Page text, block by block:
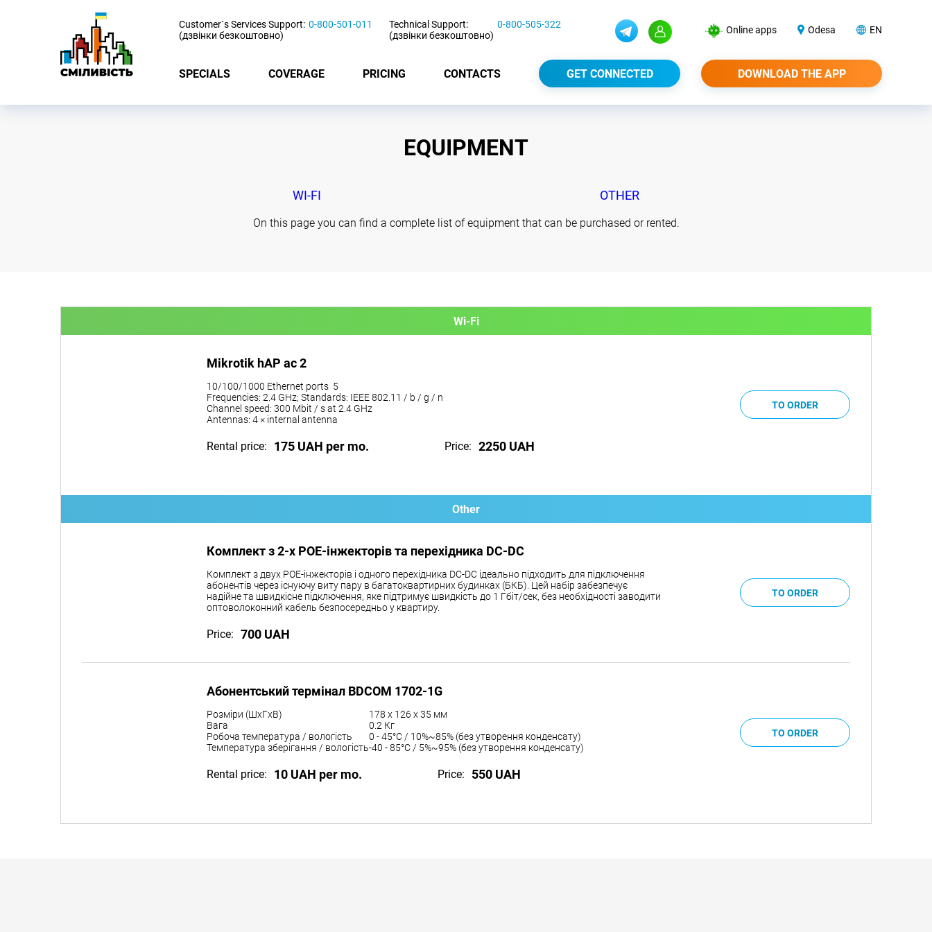
Customer`s Services Support:
(дзвінки безкоштовно)
0-800-501-011
Technical Support:
(дзвінки безкоштовно)
0-800-505-322 Online apps Odesa EN
SPECIALS COVERAGE PRICING CONTACTS GET CONNECTED DOWNLOAD THE APP
EQUIPMENT
WI-FI OTHER
On this page you can find a complete list of equipment that can be purchased or rented.
Wi-Fi
Mikrotik hAP ac 2
10/100/1000 Ethernet ports 5
Frequencies: 2.4 GHz; Standards: IEEE 802.11 / b / g / n
Channel speed: 300 Mbit / s at 2.4 GHz
Antennas: 4 × internal antenna
Rental price: 175 UAH per mo. Price: 2250 UAH
Other
Комплект з 2-х POE-інжекторів та перехідника DC-DC
Комплект з двух POE-інжекторів і одного перехідника DC-DC ідеально підходить для підключення
абонентів через існуючу виту пару в багатоквартирних будинках (БКБ). Цей набір забезпечує
надійне та швидкісне підключення, яке підтримує швидкість до 1 Гбіт/сек, без необхідності заводити
оптоволоконний кабель безпосередньо у квартиру.
Price: 700 UAH
Абонентський термінал BDCOM 1702-1G
Розміри (ШxГxВ)
178 x 126 x 35 мм
Вага
0.2 Кг
Робоча температура / вологість
0 - 45°C / 10%~85% (без утворення конденсату)
Температура зберігання / вологість-40 - 85°C / 5%~95% (без утворення конденсату)
Rental price: 10 UAH per mo. Price: 550 UAH